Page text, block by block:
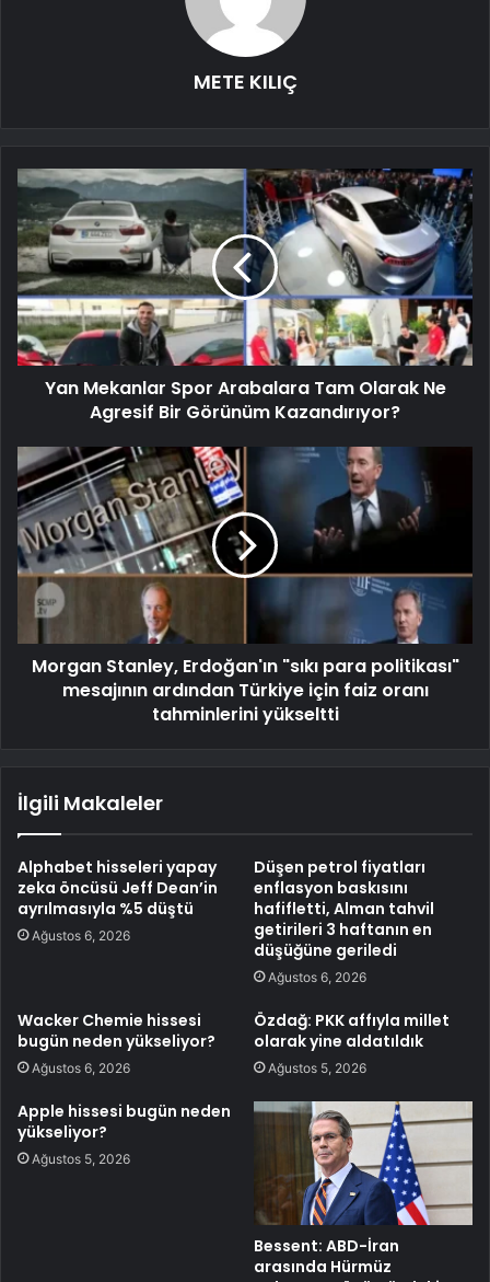
METE KILIÇ
Yan Mekanlar Spor Arabalara Tam Olarak Ne
Agresif Bir Görünüm Kazandırıyor?
Morgan Stanley, Erdoğan'ın "sıkı para politikası"
mesajının ardından Türkiye için faiz oranı
tahminlerini yükseltti
İlgili Makaleler
Alphabet hisseleri yapay
zeka öncüsü Jeff Dean’in
ayrılmasıyla %5 düştü
Ağustos 6, 2026
Düşen petrol fiyatları
enflasyon baskısını
hafifletti, Alman tahvil
getirileri 3 haftanın en
düşüğüne geriledi
Ağustos 6, 2026
Wacker Chemie hissesi
bugün neden yükseliyor?
Ağustos 6, 2026
Özdağ: PKK affıyla millet
olarak yine aldatıldık
Ağustos 5, 2026
Apple hissesi bugün neden
yükseliyor?
Ağustos 5, 2026
Bessent: ABD-İran
arasında Hürmüz